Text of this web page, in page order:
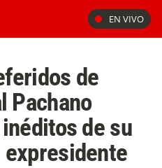
EN VIVO
de
Pachano
de su